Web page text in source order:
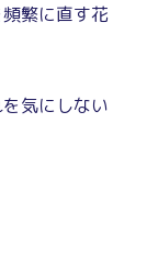
繁に直す花
気にしない